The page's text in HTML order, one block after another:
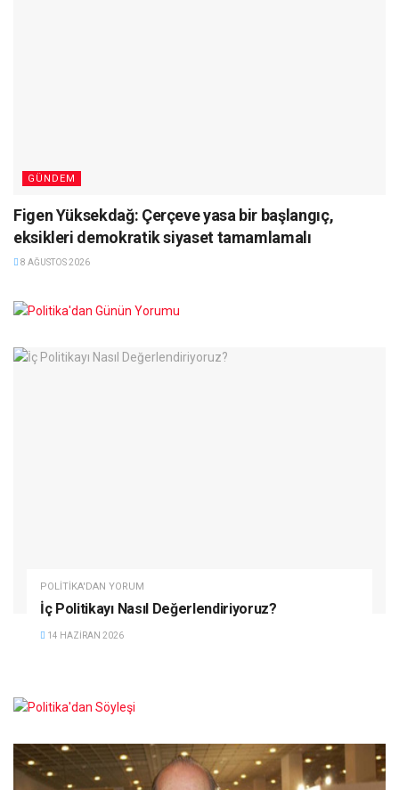
GÜNDEM
Figen Yüksekdağ: Çerçeve yasa bir başlangıç,
eksikleri demokratik siyaset tamamlamalı
8 AĞUSTOS 2026
POLITIKA'DAN YORUM
İç Politikayı Nasıl Değerlendiriyoruz?
14 HAZIRAN 2026